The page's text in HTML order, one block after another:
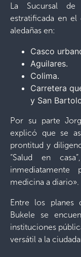
La Sucursal de
estratificada en el
aledañas en:
Casco
Aguilares.
Colima.
Carretera
y San
Por su parte
explicó que se
prontitud y
“Salud en
medicina a diario».
Entre los planes
Bukele se
instituciones
versátil a la